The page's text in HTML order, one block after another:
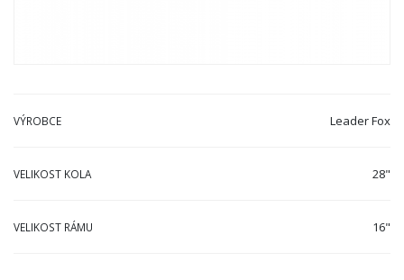
VÝROBCE Leader Fox
VELIKOST KOLA 28"
VELIKOST RÁMU 16"